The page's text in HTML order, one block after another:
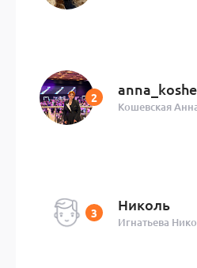
Кошевская
Николь
Игнатьева